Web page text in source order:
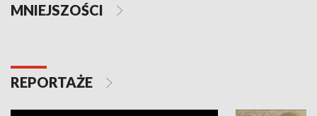
MNIEJSZOŚCI
REPORTAŻE